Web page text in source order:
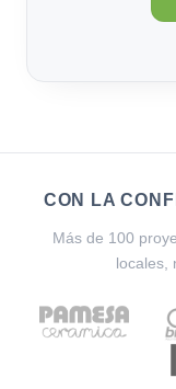
CON LA
Más de 100
locales,